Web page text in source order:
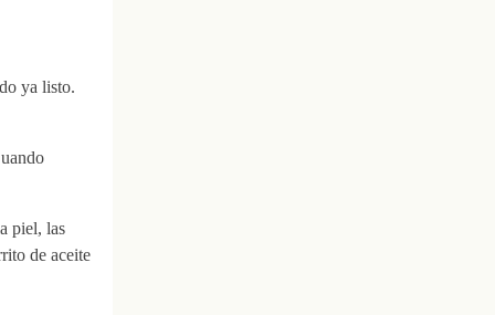
ya listo.
piel, las
de aceite